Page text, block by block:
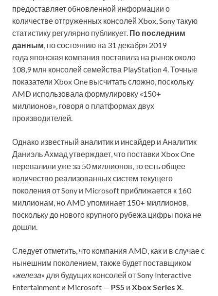
предоставляет обновленной информации о
количестве отгруженных консолей Xbox, Sony такую
статистику регулярно публикует. По последним
данным , по состоянию на 31 декабря 2019
года японская компания поставила на рынок около
108,9 млн консолей семейства PlayStation 4. Точные
показатели Xbox One высчитать сложно, поскольку
AMD использовала формулировку «150+
миллионов», говоря о платформах двух
производителей.
Однако известный аналитик и инсайдер и Аналитик
Даниэль Ахмад утверждает, что поставки Xbox One
перевалили уже за 50 миллионов, то есть общее
количество реализованных систем текущего
поколения от Sony и Microsoft приближается к 160
миллионам, но AMD упоминает 150+ миллионов,
поскольку до нового крупного рубежа цифры пока не
дошли.
Следует отметить, что компания AMD, как и в случае с
нынешним поколением, также будет поставщиком
«железа» для будущих консолей от Sony Interactive
Entertainment и Microsoft — PS5 и Xbox Series X